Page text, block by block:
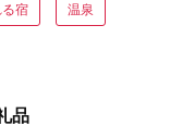
宿 温泉
品